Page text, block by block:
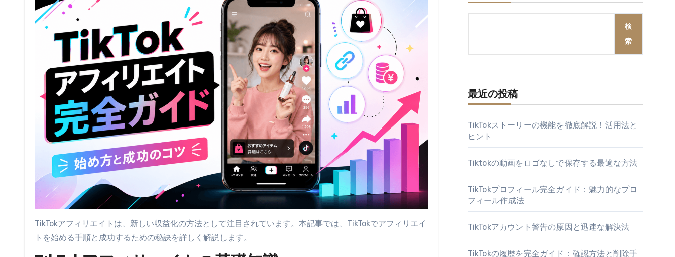
TikTokアフィリエイトは、新しい収益化の方法として注目されています。本記事では、TikTokでアフィリエイ
トを始める手順と成功するための秘訣を詳しく解説します。
検
索
最近の投稿
TikTokストーリーの機能を徹底解説！活用法と
ヒント
Tiktokの動画をロゴなしで保存する最適な方法
TikTokプロフィール完全ガイド：魅力的なプロ
フィール作成法
TikTokアカウント警告の原因と迅速な解決法
TikTokの履歴を完全ガイド：確認方法と削除手